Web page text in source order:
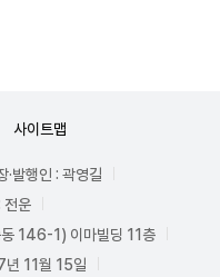
사이트맵
·발행인 : 곽영길
전운
146-1) 이마빌딩 11층
년 11월 15일